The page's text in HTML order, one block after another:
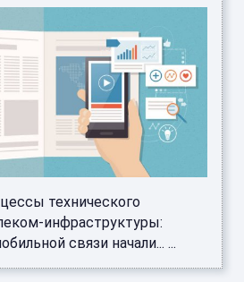
технического
инфраструктуры:
связи начали... ...